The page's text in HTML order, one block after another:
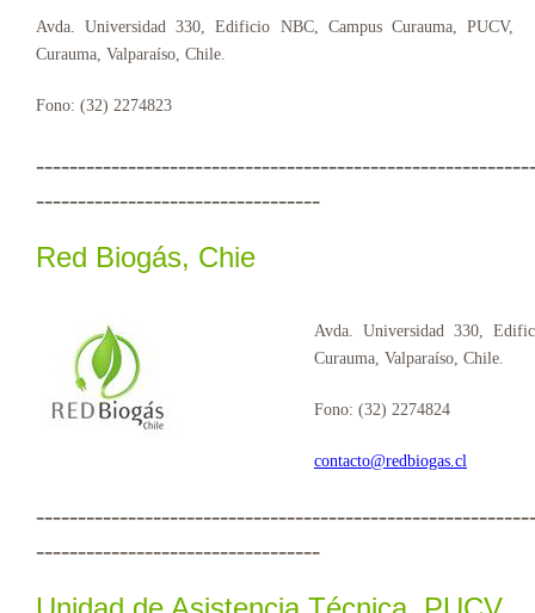
Avda. Universidad 330, Edificio NBC, Campus Curauma, PUCV,
Curauma, Valparaíso, Chile.
Fono: (32) 2274823
----------------------------------
Red Biogás, Chie
Avda. Universidad 330,
Curauma, Valparaíso, Chile.
Fono: (32) 2274824
contacto@redbiogas.cl
----------------------------------